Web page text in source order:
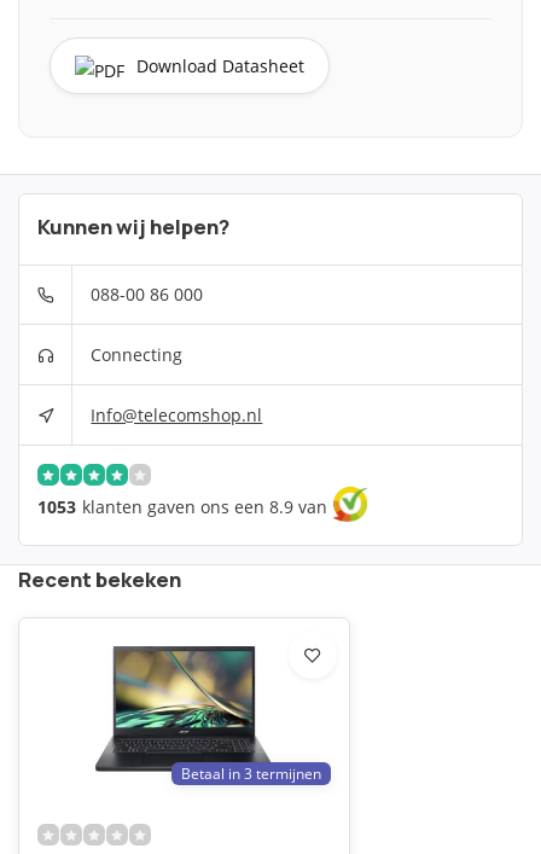
Download Datasheet
Kunnen wij helpen?
088-00 86 000
Connecting
Info@telecomshop.nl
1053 klanten gaven ons een 8.9 van
Recent bekeken
Betaal in 3 termijnen